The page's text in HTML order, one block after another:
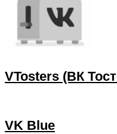
VTosters (ВК
VK Blue